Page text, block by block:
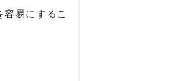
易にするこ